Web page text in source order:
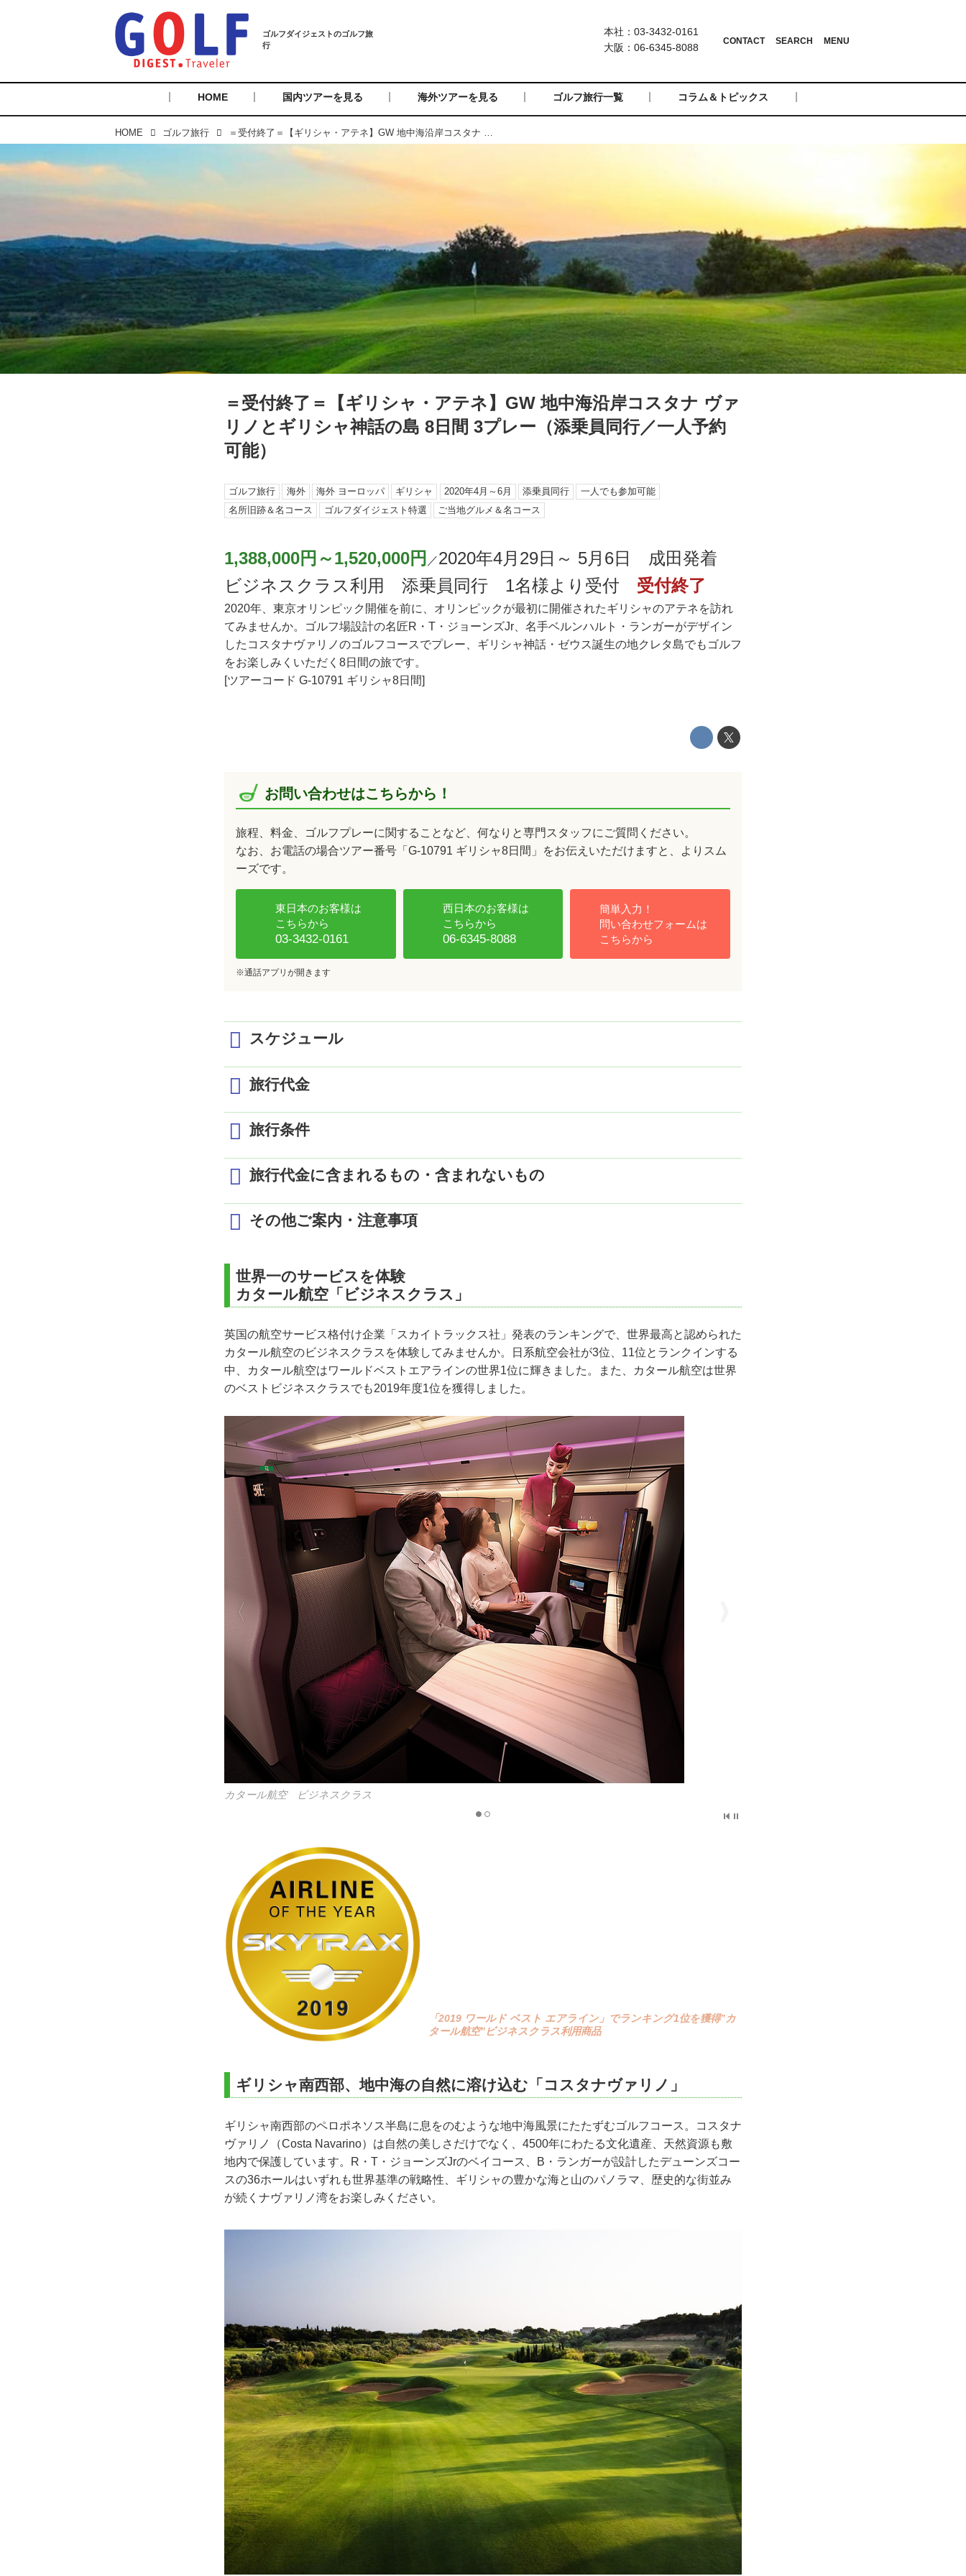
HOME 国内ツアーを見る 海外ツアーを見る ゴルフ旅行一覧 コラム＆トピックス
本社：03-3432-0161
大阪：06-6345-8088
HOME ゴルフ旅行 ＝受付終了＝【ギリシャ・アテネ】GW 地中海沿岸コスタナ ヴァリノとギリシャ神話の島 8日間 3プレー（添乗員同行／一人予約可能）
＝受付終了＝【ギリシャ・アテネ】GW 地中海沿岸コスタナ ヴァ
リノとギリシャ神話の島 8日間 3プレー（添乗員同行／一人予約
可能）
ゴルフ旅行 海外 海外 ヨーロッパ ギリシャ 2020年4月～6月 添乗員同行
一人でも参加可能
名所旧跡＆名コース
ゴルフダイジェスト特選 ご当地グルメ＆名コース
1,388,000円～1,520,000円 ／2020年4月29日～ 5月6日 成田発着
ビジネスクラス利用 添乗員同行 1名様より受付 受付終了
2020年、東京オリンピック開催を前に、オリンピックが最初に開催されたギリシャのアテネを訪れ
てみませんか。ゴルフ場設計の名匠R・T・ジョーンズJr、名手ベルンハルト・ランガーがデザイン
したコスタナヴァリノのゴルフコースでプレー、ギリシャ神話・ゼウス誕生の地クレタ島でもゴルフ
をお楽しみくいただく8日間の旅です。
[ツアーコード G-10791 ギリシャ8日間]
お問い合わせはこちらから！
旅程、料金、ゴルフプレーに関することなど、何なりと専門スタッフにご質問ください。
なお、お電話の場合ツアー番号「G-10791 ギリシャ8日間」をお伝えいただけますと、よりスム
ーズです。
東日本のお客様は
こちらから
03-3432-0161
西日本のお客様は
こちらから
06-6345-8088
簡単入力！
問い合わせフォームは
こちらから
※通話アプリが開きます
スケジュール
カタール航空にて成田22:20発 ✈ ドーハへ
機内泊
2日目 4/30
ドーハ04:10着、乗り継ぎ
カタール航空にてドーハ08:05発 ✈ アテネ13:05着
専用車にて《コリントス運河》を見学し、ホテルへ（約300km）
3日目 5/1
リゾートシャトルにてゴルフ場へ
<乗用カート利用・セルフ>
コスタナヴァリノ泊
4日目 5/2
リゾートシャトルにてゴルフ場へ
<乗用カート利用・セルフ>
コスタナヴァリノ泊
5日目 5/3
専用車にてアテネへ（約300km）
《ゼウス神殿》と《オリンピック競技場》で写真ストップ後、アテネ空港へ
航空機にてアテネ午後発 ✈ イラクリオン(クレタ島)夜着
専用車にてホテルへ（約25km）
ホテルにて夕食
クレタ島泊
6日目 5/4
専用車にてゴルフ場へ
クレタゴルフクラブにて18Hプレー
<乗用カート利用・セルフ>
プレー後、《クノソックス宮殿》入場、《イラクリオン考古学博物館》見学
クレタ島イラクリオン空港へ
航空機にてイラクリオン夜発 ✈ アテネ夜着
ホテルへ移動
アテネ泊
7日目 5/5
アテネ市内観光へ
《シンタグマ広場下車》、《アクロポリスの丘》、《パルテノン神殿》、《新アクロポリス博物館》見学
市内レストランにて昼食
カタール航空にてアテネ19:00発 ✈ ドーハ23:35着
旅行代金
発着地／航空便クラス
ビジネスクラス
成 田
1,388,000
1名1室利用追加代金
132,000
旅行条件
最少催行人員
添乗員
同行し、ご案内致します。
利用ホテル
［クレタ島］クレタマリスビーチリゾート（デラックス／景観指定なし）
［アテネ］ホテルグランデブルターニュ（クラシック／コートヤード）
旅行代金に含まれるもの・含まれないもの
日程に明記した宿泊代金
日程に明記したゴルフプレー代金(グリーンフィ)
旅行条件に明記した食事代金
添乗員、現地係員費用
超過手荷物料金(航空会社チェックインバゲージに対して、規定の重量を超えた場合)
クリーニング代、電報、電話料、その他個人的性質の諸費用及びサービス料
傷害、疾病に関する医療費
各種チップ
現地空港税、国際観光旅客税(別途料金記載 事前徴収)
海外旅行傷害保険(任意保険)
その他日程表に明記されていないもの
その他ご案内・注意事項
世界一のサービスを体験
カタール航空「ビジネスクラス」
英国の航空サービス格付け企業「スカイトラックス社」発表のランキングで、世界最高と認められた
カタール航空のビジネスクラスを体験してみませんか。日系航空会社が3位、11位とランクインする
中、カタール航空はワールドベストエアラインの世界1位に輝きました。また、カタール航空は世界
のベストビジネスクラスでも2019年度1位を獲得しました。
カタール航空 ビジネスクラス
「2019 ワールド ベスト エアライン」でランキング1位を獲得”カ
タール航空”ビジネスクラス利用商品
ギリシャ南西部、地中海の自然に溶け込む「コスタナヴァリノ」
ギリシャ南西部のペロポネソス半島に息をのむような地中海風景にたたずむゴルフコース。コスタナ
ヴァリノ（Costa Navarino）は自然の美しさだけでなく、4500年にわたる文化遺産、天然資源も敷
地内で保護しています。R・T・ジョーンズJrのベイコース、B・ランガーが設計したデューンズコー
スの36ホールはいずれも世界基準の戦略性、ギリシャの豊かな海と山のパノラマ、歴史的な街並み
が続くナヴァリノ湾をお楽しみください。